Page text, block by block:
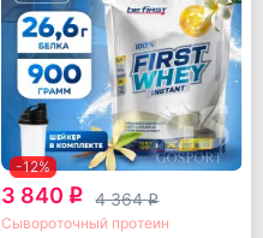
-12%
3 840 q 4 364q
Сывороточный протеин